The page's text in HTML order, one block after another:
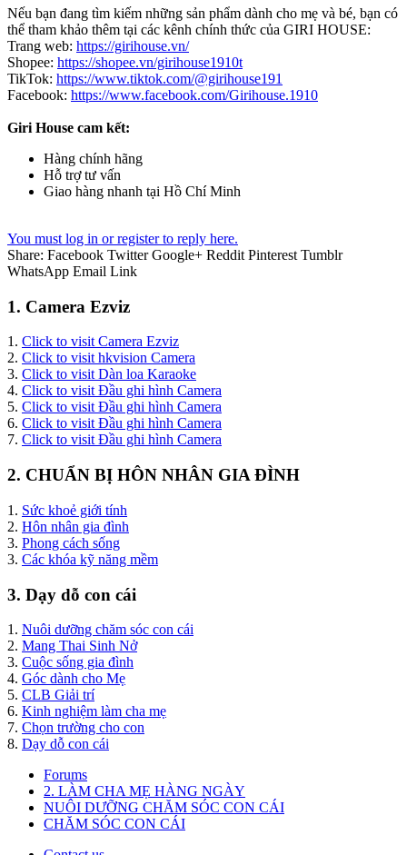
Nếu bạn đang tìm kiếm những sản phẩm dành cho mẹ và bé, bạn có
thể tham khảo thêm tại các kênh chính thức của GIRI HOUSE:
Trang web: https://girihouse.vn/
Shopee: https://shopee.vn/girihouse1910t
TikTok: https://www.tiktok.com/@girihouse191
Facebook: https://www.facebook.com/Girihouse.1910
Giri House cam kết:
Hàng chính hãng
Hỗ trợ tư vấn
Giao hàng nhanh tại Hồ Chí Minh
You must log in or register to reply here.
Share: Facebook Twitter Google+ Reddit Pinterest Tumblr
WhatsApp Email Link
1. Camera Ezviz
1. Click to visit Camera Ezviz
2. Click to visit hkvision Camera
3. Click to visit Dàn loa Karaoke
4. Click to visit Đầu ghi hình Camera
5. Click to visit Đầu ghi hình Camera
6. Click to visit Đầu ghi hình Camera
7. Click to visit Đầu ghi hình Camera
2. CHUẨN BỊ HÔN NHÂN GIA ĐÌNH
1. Sức khoẻ giới tính
2. Hôn nhân gia đình
3. Phong cách sống
3. Các khóa kỹ năng mềm
3. Dạy dỗ con cái
1. Nuôi dưỡng chăm sóc con cái
2. Mang Thai Sinh Nở
3. Cuộc sống gia đình
4. Góc dành cho Mẹ
5. CLB Giải trí
6. Kinh nghiệm làm cha mẹ
7. Chọn trường cho con
8. Dạy dỗ con cái
Forums
2. LÀM CHA MẸ HÀNG NGÀY
NUÔI DƯỠNG CHĂM SÓC CON CÁI
CHĂM SÓC CON CÁI